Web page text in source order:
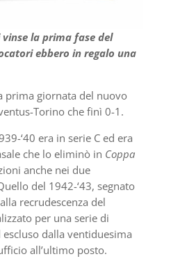
vinse la prima fase del
ebbero in regalo una
prima giornata del nuovo
Torino che finì 0-1.
‘40 era in serie C ed era
che lo eliminò in Coppa
anche nei due
del 1942-‘43, segnato
recrudescenza del
per una serie di
dalla ventiduesima
all’ultimo posto.